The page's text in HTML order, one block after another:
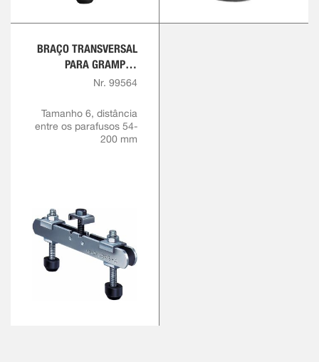
BRAÇO TRANSVERSAL
PARA GRAMPOS
RÁPIDOS
Nr. 99564
Tamanho 6, distância
entre os parafusos 54-
200 mm